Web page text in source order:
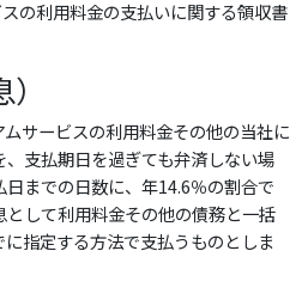
の利用料金の支払いに関する領収書
サービスの利用料金その他の当社に
支払期日を過ぎても弁済しない場
までの日数に、年14.6％の割合で
して利用料金その他の債務と一括
指定する方法で支払うものとしま